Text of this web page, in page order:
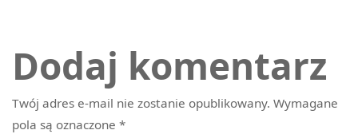
Dodaj komentarz
Twój adres e-mail nie zostanie opublikowany. Wymagane
pola są oznaczone*